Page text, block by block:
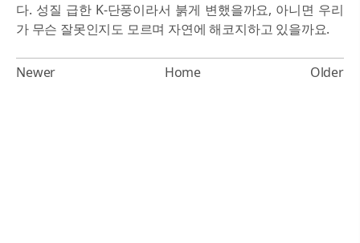
다. 성질 급한 K-단풍이라서 붉게 변했을까요, 아니면 우리
가 무슨 잘못인지도 모르며 자연에 해코지하고 있을까요.
Newer Older
Home